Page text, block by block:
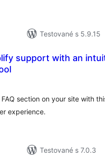
Testované s 5.9.15
section on your site with
experience.
Testované s 7.0.3